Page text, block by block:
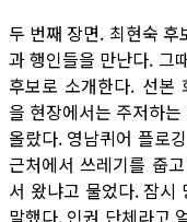
두 번째 장면. 최현숙
과 행인들을 만난다. 그
후보로 소개한다. 선본
을 현장에서는 주저하
올랐다. 영남퀴어 플로
근처에서 쓰레기를 줍
서 왔냐고 물었다. 잠시
말했다. 인권 단체라고